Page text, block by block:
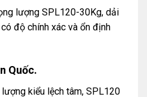
lượng SPL120-30Kg, dải
độ chính xác và ổn định
Quốc.
kiểu lệch tâm, SPL120